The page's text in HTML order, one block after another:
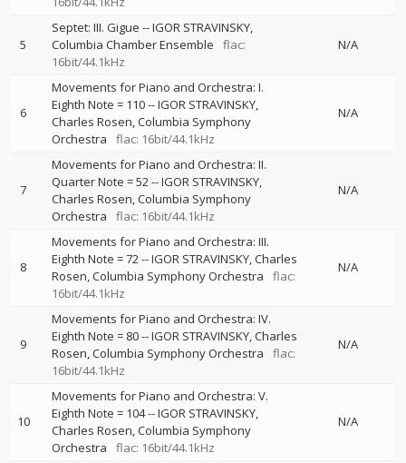
5
Septet: III. Gigue --IGOR STRAVINSKY
Columbia Chamber Ensemble
flac:
16bit/44.1kHz
N/A
6
Movements for Piano and Orchestra: I.
Eighth Note = 110--IGOR STRAVINSKY
Charles Rosen Columbia Symphony
Orchestra
flac: 16bit/44.1kHz
N/A
7
Movements for Piano and Orchestra: II.
Quarter Note = 52--IGOR STRAVINSKY
Charles Rosen Columbia Symphony
Orchestra
flac: 16bit/44.1kHz
N/A
8
Movements for Piano and Orchestra: III.
Eighth Note = 72--IGOR STRAVINSKY Charles
Rosen Columbia Symphony Orchestra
flac:
16bit/44.1kHz
N/A
9
Movements for Piano and Orchestra: IV.
Eighth Note = 80--IGOR STRAVINSKY Charles
Rosen Columbia Symphony Orchestra
flac:
16bit/44.1kHz
N/A
10
Movements for Piano and Orchestra: V.
Eighth Note = 104--IGOR STRAVINSKY
Charles Rosen Columbia Symphony
Orchestra
flac: 16bit/44.1kHz
N/A